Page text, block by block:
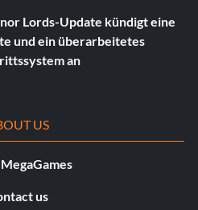
Lords-Update kündigt eine
und ein überarbeitetes
an
US
us